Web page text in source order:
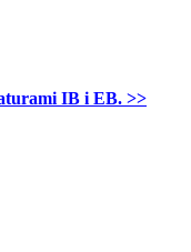
IB i EB. >>